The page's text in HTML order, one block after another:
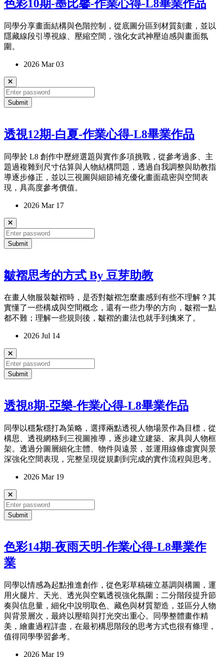
色彩10期-墨比馨-作業心得-L8畢業作品
同學分享畫面結構與色階控制，從底圖分區到材質刻畫，並以
隱藏線段引導視線、壓縮空間，強化女武神壓迫感與畫面氛
圍。
2026 Mar 03
Submit
透視12期-白夏-作業心得-L8畢業作品
同學於 L8 創作中歷經選題與實作多項挑戰，從參考過多、主
題過複雜到尺寸估算與人物結構問題，透過自我調整與助教指
導逐步修正，並以三視圖與細節補充優化畫面疏密與空間表
現，具高度參考價值。
2026 Mar 17
Submit
皺褶思考的方式 By 豆芽助教
在畫人物服裝皺褶時，是否對皺褶怎麼畫感到有些不理解？其
實懂了一些構成與空間概念，還有一些力學的方向，皺褶一點
都不難；理解一些規則後，皺褶的畫法也就手到擒來了。
2026 Jul 14
Submit
透視8期-亞樂-作業心得-L8畢業作品
同學以穩紮穩打為策略，選擇兩點透視人物場景作為目標，從
構思、透視網格到三視圖推導，逐步建立建築、家具與人物框
架。透過分圖層細化主體、物件與遠景，並運用線條虛實與景
深強化空間表現，完整呈現從規劃到完成的實作流程與思考。
2026 Mar 19
Submit
色彩14期-夜雨天明-作業心得-L8畢業作
業
同學以情感為起點推進創作，從色彩草稿確立基調與構圖，運
用火腿片、天光、透光與空氣透視強化氛圍；二分階段提升節
奏與信息量，細化中說明取色、藏色與材質塑造，並區分人物
與背景層次，最終以壓暗與打光突出重心。同學整體畫作精
美，繪畫過程詳盡，在最初構思階段的思考方式也很有條理，
值得同學學習參考。
2026 Mar 19